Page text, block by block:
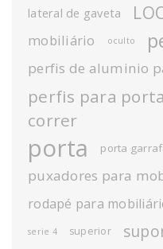
lateral de gaveta
mobiliário oculto
perfis de aluminio
perfis para
correr
porta porta
puxadores para
rodapé para
serie 4 superior